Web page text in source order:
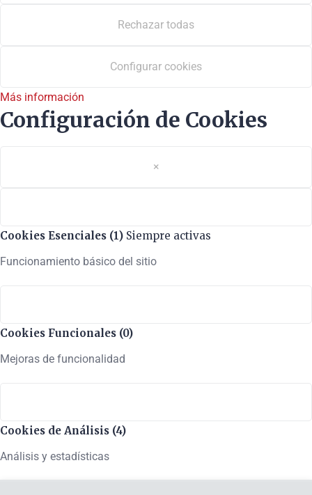
Rechazar todas
Configurar cookies
Más información
Configuración de Cookies
×
Cookies Esenciales (1) Siempre activas
Funcionamiento básico del sitio
Cookies Funcionales (0)
Mejoras de funcionalidad
Cookies de Análisis (4)
Análisis y estadísticas